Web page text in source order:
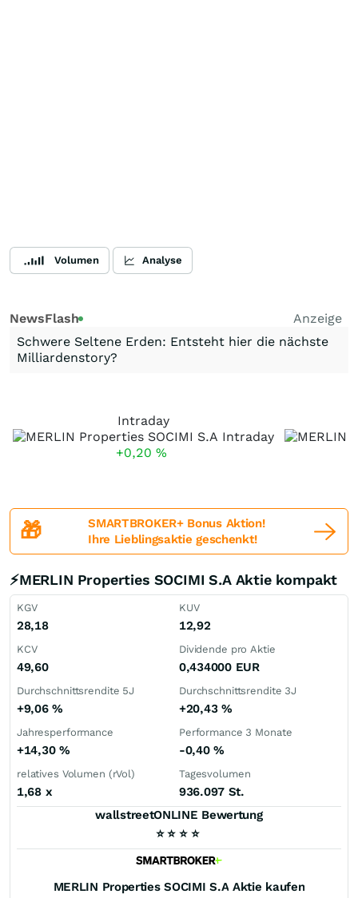
Volumen Analyse
NewsFlash
Anzeige
Schwere Seltene Erden: Entsteht hier die nächste
Milliardenstory?
Intraday
+0,20 %
🎁
SMARTBROKER+ Bonus Aktion!
Ihre Lieblingsaktie geschenkt!
⚡MERLIN Properties SOCIMI S.A Aktie kompakt
KGV
28,18
KUV
12,92
KCV
49,60
Dividende pro Aktie
0,434000 EUR
Durchschnittsrendite 5J
+9,06%
Durchschnittsrendite 3J
+20,43 %
Jahresperformance
+14,30 %
Performance 3 Monate
-0,40%
relatives Volumen (rVol)
1,68 x
Tagesvolumen
936.097 St.
wallstreetONLINE Bewertung
⭐ ⭐ ⭐ ⭐
MERLIN Properties SOCIMI S.A Aktie kaufen